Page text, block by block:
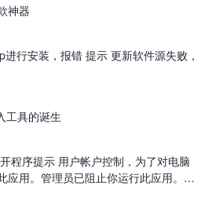
神器
行安装，报错 提示 更新软件源失败，
工具的诞生
程序提示 用户帐户控制，为了对电脑
应用。管理员已阻止你运行此应用。有
联系。